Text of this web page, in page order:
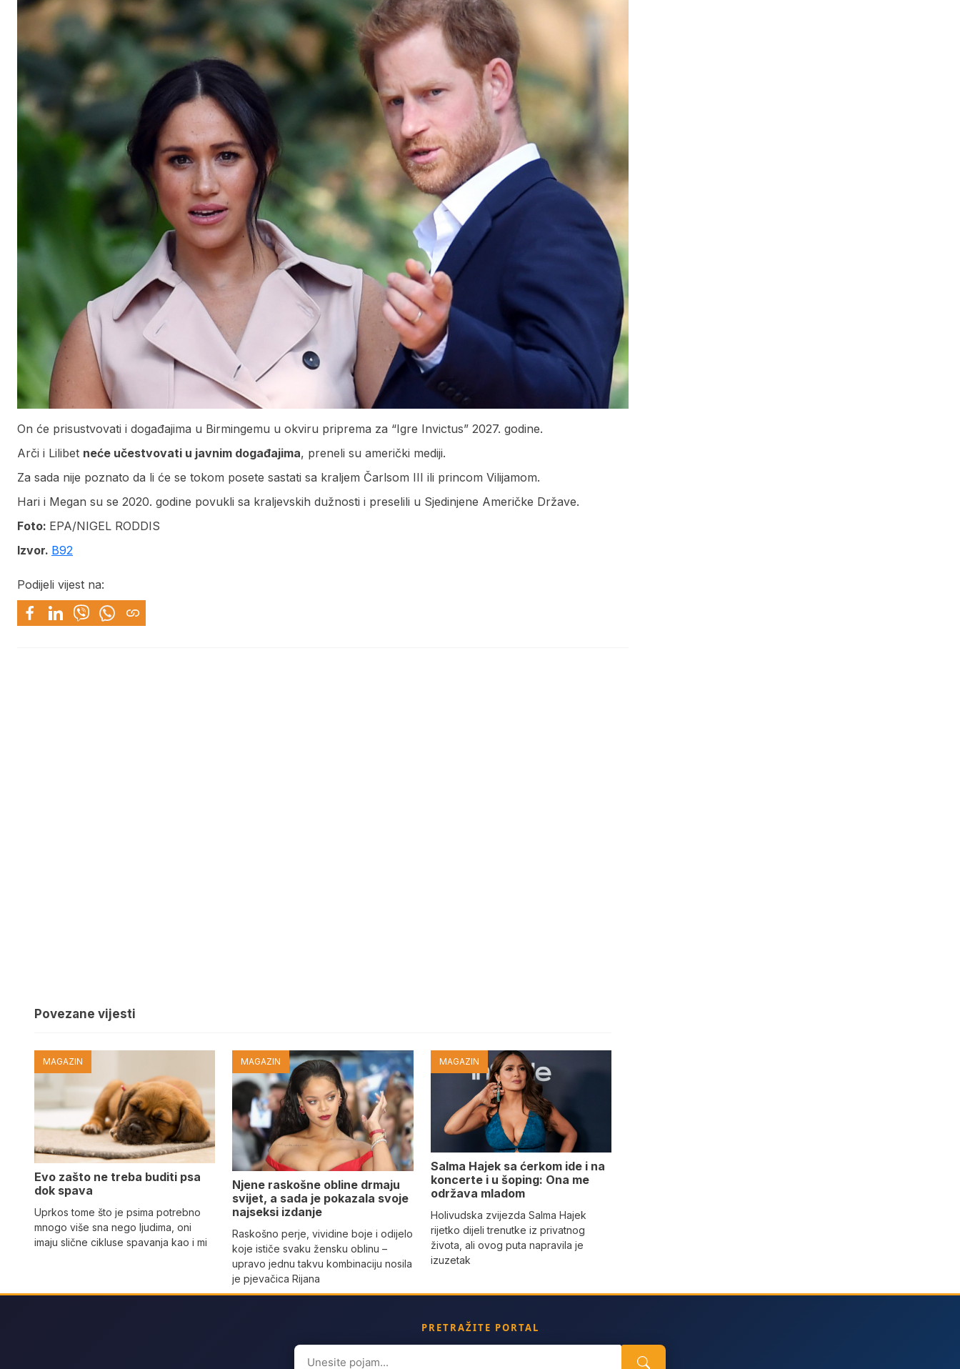
On će prisustvovati i događajima u Birmingemu u okviru priprema za “Igre Invictus” 2027. godine.
Arči i Lilibet neće učestvovati u javnim događajima, preneli su američki mediji.
Za sada nije poznato da li će se tokom posete sastati sa kraljem Čarlsom III ili princom Vilijamom.
Hari i Megan su se 2020. godine povukli sa kraljevskih dužnosti i preselili u Sjedinjene Američke Države.
Foto: EPA/NIGEL RODDIS
Izvor. B92
Podijeli vijest na:
Povezane vijesti
MAGAZIN
Evo zašto ne treba buditi psa
dok spava
Uprkos tome što je psima potrebno
mnogo više sna nego ljudima, oni
imaju slične cikluse spavanja kao i mi
MAGAZIN
Njene raskošne obline drmaju
svijet, a sada je pokazala svoje
najseksi izdanje
Raskošno perje, vividine boje i odijelo
koje ističe svaku žensku oblinu –
upravo jednu takvu kombinaciju nosila
je pjevačica Rijana
MAGAZIN
Salma Hajek sa ćerkom ide i na
koncerte i u šoping: Ona me
održava mladom
Holivudska zvijezda Salma Hajek
rijetko dijeli trenutke iz privatnog
života, ali ovog puta napravila je
izuzetak
PRETRAŽITE PORTAL
Search